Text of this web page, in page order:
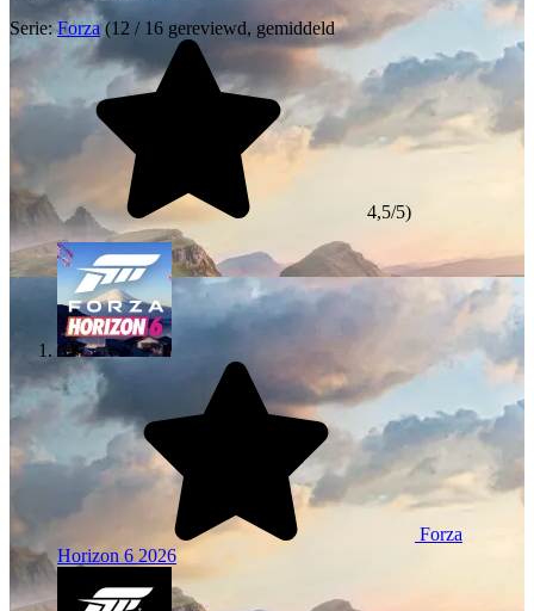
Serie: Forza (12 / 16 gereviewd, gemiddeld
4,5/5)
Forza
Horizon 6 2026